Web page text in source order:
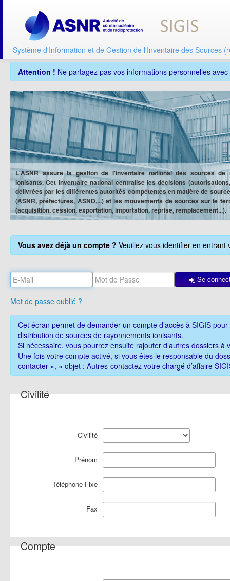
Système d'Information et de Gestion de l'Inventaire des Sources
Attention ! Ne partagez pas vos informations personnelles
L'ASNR assure la gestion de l'inventaire national des sources de
ionisants. Cet inventaire national centralise les décisions
délivrées par les différentes autorités compétentes en matière de
(ASNR, préfectures, ASND,...) et les mouvements de sources sur le
(acquisition, cession, exportation, importation, reprise, remplacement...).
Vous avez déjà un compte ? Veuillez vous identifier en
Se
Mot de passe oublié ?
Cet écran permet de demander un compte d’accès à SIGIS
distribution de sources de rayonnements ionisants.
Si nécessaire, vous pourrez ensuite rajouter d’autres dossiers
Une fois votre compte activé, si vous êtes le responsable du
contacter », « objet : Autres-contactez votre chargé d’affaire
Civilité
Civilité
Prénom
Téléphone Fixe
Fax
Compte